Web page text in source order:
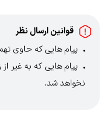
قوانین ارسال نظر
پیام هایی که حاوی
پیام هایی که به غیر
نخواهد شد.
با توجه به آن که
وجود دارد، معمولا